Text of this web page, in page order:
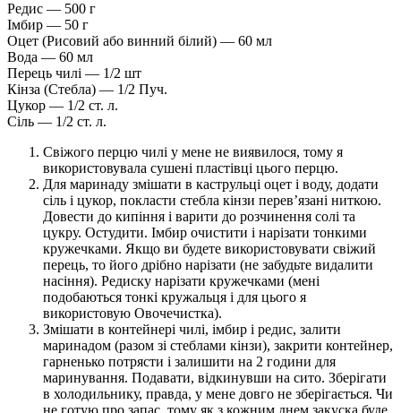
Редис — 500 г
Імбир — 50 г
Оцет (Рисовий або винний білий) — 60 мл
Вода — 60 мл
Перець чилі — 1/2 шт
Кінза (Стебла) — 1/2 Пуч.
Цукор — 1/2 ст. л.
Сіль — 1/2 ст. л.
Свіжого перцю чилі у мене не виявилося, тому я
використовувала сушені пластівці цього перцю.
Для маринаду змішати в каструльці оцет і воду, додати
сіль і цукор, покласти стебла кінзи перев’язані ниткою.
Довести до кипіння і варити до розчинення солі та
цукру. Остудити. Імбир очистити і нарізати тонкими
кружечками. Якщо ви будете використовувати свіжий
перець, то його дрібно нарізати (не забудьте видалити
насіння). Редиску нарізати кружечками (мені
подобаються тонкі кружальця і ​​для цього я
використовую Овочечистка).
Змішати в контейнері чилі, імбир і редис, залити
маринадом (разом зі стеблами кінзи), закрити контейнер,
гарненько потрясти і залишити на 2 години для
маринування. Подавати, відкинувши на сито. Зберігати
в холодильнику, правда, у мене довго не зберігається. Чи